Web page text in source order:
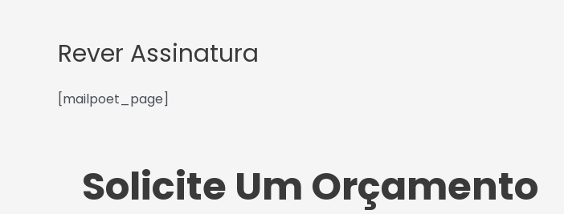
Rever Assinatura
[mailpoet_page]
Solicite Um Orçamento